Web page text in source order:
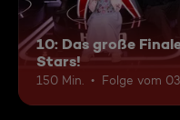
10: Das große
Stars!
150 Min. Folge vom